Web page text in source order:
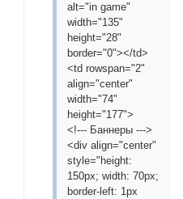
alt="in game"
width="135"
height="28"
border="0"></td>
<td rowspan="2"
align="center"
width="74"
height="177">
<!--- Баннеры --->
<div align="center"
style="height:
150px; width: 70px;
border-left: 1px